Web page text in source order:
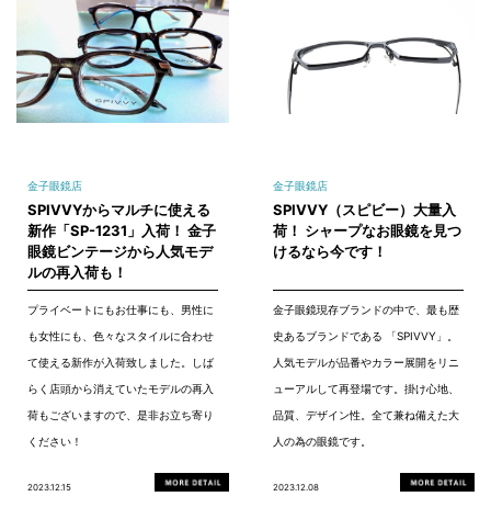
金子眼鏡店
SPIVVYからマルチに使える
新作「SP-1231」入荷！ 金子
眼鏡ビンテージから人気モデ
ルの再入荷も！
プライベートにもお仕事にも、男性に
も女性にも、色々なスタイルに合わせ
て使える新作が入荷致しました。しば
らく店頭から消えていたモデルの再入
荷もございますので、是非お立ち寄り
ください！
2023.12.15
金子眼鏡店
SPIVVY（スピビー）大量入
荷！ シャープなお眼鏡を見つ
けるなら今です！
金子眼鏡現存ブランドの中で、最も歴
史あるブランドである 「SPIVVY」。
人気モデルが品番やカラー展開をリニ
ューアルして再登場です。掛け心地、
品質、デザイン性。全て兼ね備えた大
人の為の眼鏡です。
2023.12.08